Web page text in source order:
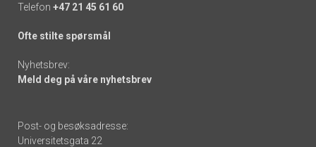
Telefon +47 21 45 61 60
Ofte stilte spørsmål
Nyhetsbrev:
Meld deg på våre nyhetsbrev
Post- og besøksadresse:
Universitetsgata 22